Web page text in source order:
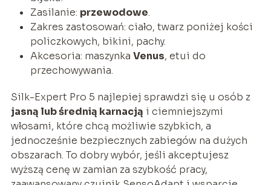
Zasilanie: przewodowe.
Zakres zastosowań: ciało, twarz poniżej kości
policzkowych, bikini, pachy.
Akcesoria: maszynka Venus, etui do
przechowywania.
Silk-Expert Pro 5 najlepiej sprawdzi się u osób z
jasną lub średnią karnacją i ciemniejszymi
włosami, które chcą możliwie szybkich, a
jednocześnie bezpiecznych zabiegów na dużych
obszarach. To dobry wybór, jeśli akceptujesz
wyższą cenę w zamian za szybkość pracy,